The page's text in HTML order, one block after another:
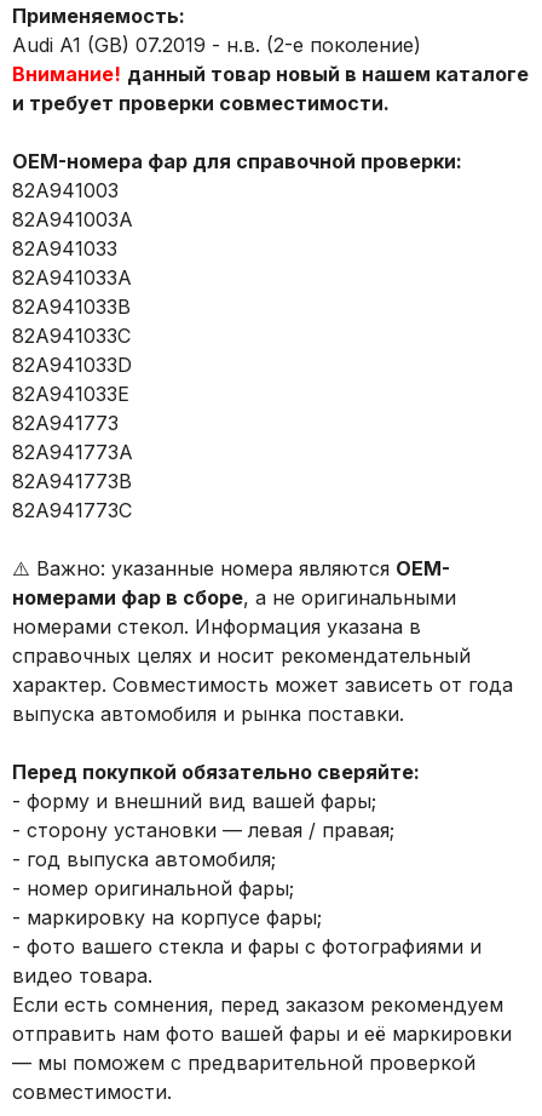
Применяемость:
Audi A1 (GB) 07.2019 - н.в. (2-е поколение)
Внимание! данный товар новый в нашем каталоге
и требует проверки совместимости.
OEM-номера фар для справочной проверки:
82A941003
82A941003A
82A941033
82A941033A
82A941033B
82A941033C
82A941033D
82A941033E
82A941773
82A941773A
82A941773B
82A941773C
⚠️ Важно: указанные номера являются OEM-
номерами фар в сборе, а не оригинальными
номерами стекол. Информация указана в
справочных целях и носит рекомендательный
характер. Совместимость может зависеть от года
выпуска автомобиля и рынка поставки.
Перед покупкой обязательно сверяйте:
- форму и внешний вид вашей фары;
- сторону установки — левая / правая;
- год выпуска автомобиля;
- номер оригинальной фары;
- маркировку на корпусе фары;
- фото вашего стекла и фары с фотографиями и
видео товара.
Если есть сомнения, перед заказом рекомендуем
отправить нам фото вашей фары и её маркировки
— мы поможем с предварительной проверкой
совместимости.